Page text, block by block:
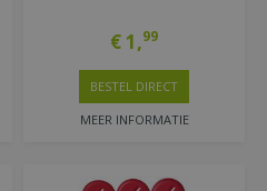
€1,99
MEER INFORMATIE
BESTEL DIRECT